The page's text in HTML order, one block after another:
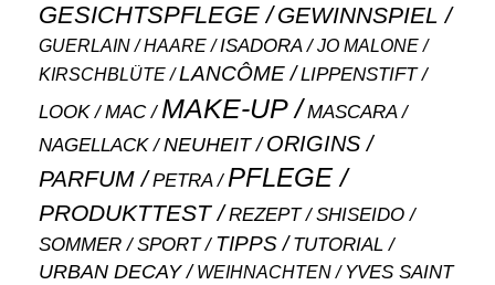
GESICHTSPFLEGE GEWINNSPIEL
GUERLAIN HAARE ISADORA JO MALONE
KIRSCHBLÜTE LANCÔME LIPPENSTIFT
LOOK MAC MAKE-UP MASCARA
NAGELLACK NEUHEIT ORIGINS
PARFUM PETRA PFLEGE
PRODUKTTEST REZEPT SHISEIDO
SOMMER SPORT TIPPS TUTORIAL
URBAN DECAY WEIHNACHTEN
YVES SAINT